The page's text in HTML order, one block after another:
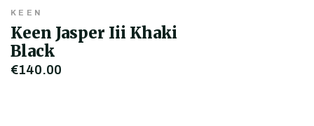
KEEN
Keen Jasper Iii Khaki
Black
€140,00